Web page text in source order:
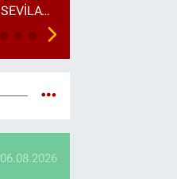
SEVİLAY SUNGUR İLE ELİMİN BEREKETİ
06.08.2026